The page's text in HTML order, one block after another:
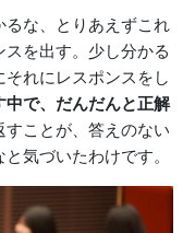
るな、とりあえずこれ
を出す。少し分かる
れにレスポンスをし
中で、だんだんと正解
すことが、答えのない
気づいたわけです。